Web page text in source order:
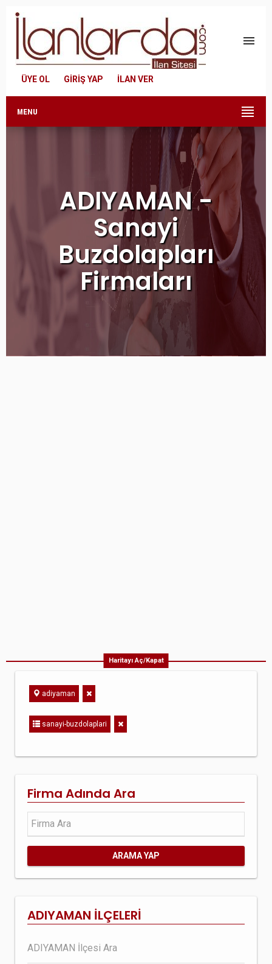
menu
ÜYE OL GİRİŞ YAP İLAN VER
MENU
ADIYAMAN -
Sanayi
Buzdolapları
Firmaları
Haritayı Aç/Kapat
adiyaman
sanayi-buzdolaplari
Firma Adında Ara
ARAMA YAP
ADIYAMAN İLÇELERİ